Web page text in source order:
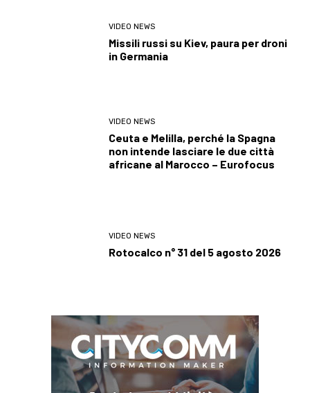
VIDEO NEWS
Missili russi su Kiev, paura per droni
in Germania
VIDEO NEWS
Ceuta e Melilla, perché la Spagna
non intende lasciare le due città
africane al Marocco – Eurofocus
VIDEO NEWS
Rotocalco n° 31 del 5 agosto 2026